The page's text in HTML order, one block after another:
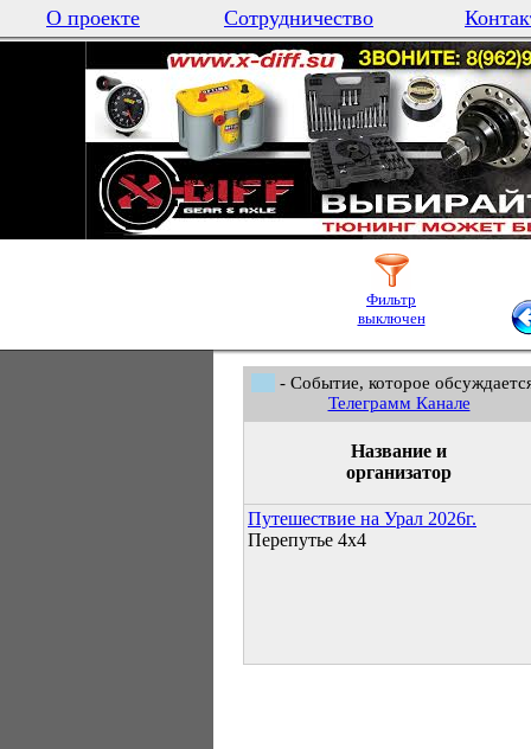
О проекте Сотрудничество
Фильтр
выключен
- Событие, которое
Телеграмм Канале
Название и
организатор
Путешествие на Урал 2026г.
Перепутье 4х4